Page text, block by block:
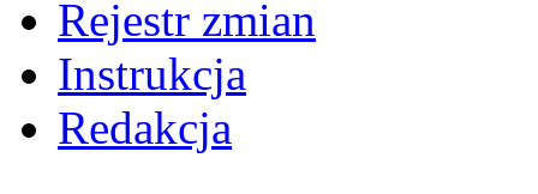
Rejestr zmian
Instrukcja
Redakcja